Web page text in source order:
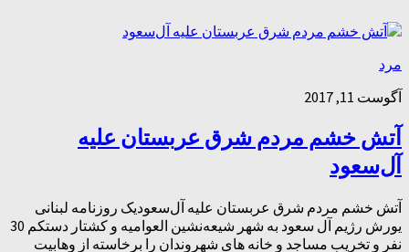
مرد
آگوست 11, 2017
آتش خشم مردم شرق عربستان علیه
آل‌سعود
آتش خشم مردم شرق عربستان علیه آل‌سعودیک روزنامه لبنانی
یورش رژیم آل سعود به شهر شیعه‌نشین العوامیه و کشتار دستکم 30
نفر و تخریب مساجد و خانه های شهروندان را برخاسته از وهابیت